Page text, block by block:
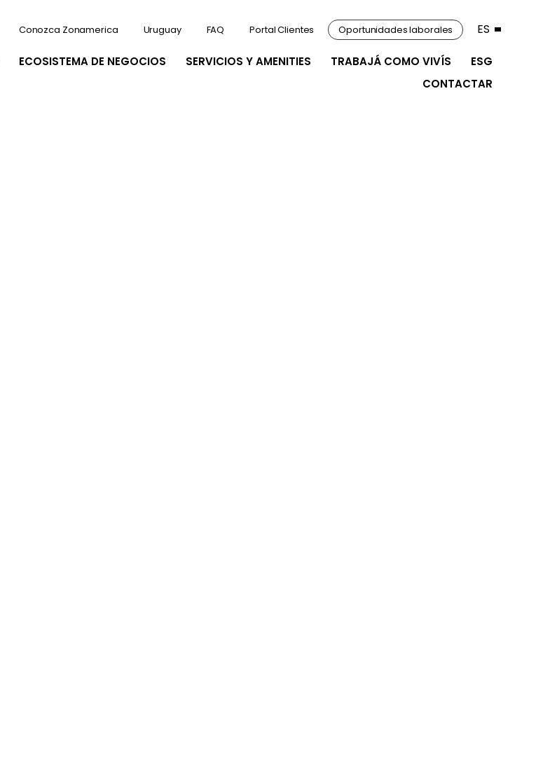
ECOSISTEMA DE NEGOCIOS SERVICIOS Y AMENITIES TRABAJÁ COMO VIVÍS
ESG
CONTACTAR
Conozca Zonamerica Uruguay FAQ Portal Clientes Oportunidades laborales ES